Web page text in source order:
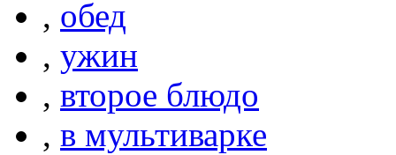
, обед
, ужин
, второе блюдо
, в мультиварке